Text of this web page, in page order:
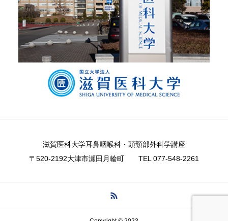
滋賀医科大学耳鼻咽喉科・頭頸部外科学講座
〒520-2192大津市瀬田月輪町 TEL ​077-548-2261